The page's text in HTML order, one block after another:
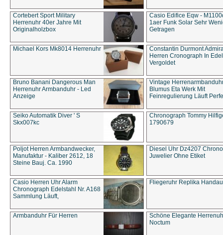
Cortebert Sport Military
Herrenuhr 40er Jahre Mit
Originalholzbox
Casio Edifice Eqw -
1aer Funk Solar Sehr
Getragen
Michael Kors Mk8014 Herrenuhr
Constantin Durmont
Herren Cronograph In
Vergoldet
Bruno Banani Dangerous Man
Herrenuhr Armbanduhr - Led
Anzeige
Vintage
Blumus Eta Werk Mit
Feinregulierung Läuft
Seiko Automatik Diver ' S
Skx007kc
Chronograph Tommy
1790679
Poljot Herren Armbandwecker,
Manufaktur - Kaliber 2612, 18
Steine Bauj. Ca. 1990
Diesel Uhr Dz4207
Juwelier Ohne Etiket
Casio Herren Uhr Alarm
Chronograph Edelstahl Nr. A168
Sammlung Läuft,
Fliegeruhr Replika
Armbanduhr Für Herren
Schöne Elegante
Noctum